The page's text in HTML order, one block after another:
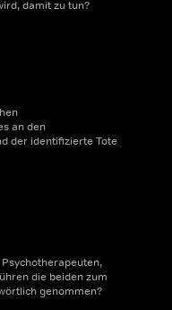
damit zu tun?
an den
der identifizierte Tote
die beiden zum
genommen?